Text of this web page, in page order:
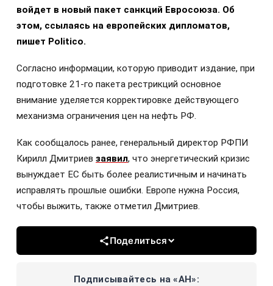
войдет в новый пакет санкций Евросоюза. Об
этом, ссылаясь на европейских дипломатов,
пишет Politico.
Согласно информации, которую приводит издание, при
подготовке 21-го пакета рестрикций основное
внимание уделяется корректировке действующего
механизма ограничения цен на нефть РФ.
Как сообщалось ранее, генеральный директор РФПИ
Кирилл Дмитриев заявил, что энергетический кризис
вынуждает ЕС быть более реалистичным и начинать
исправлять прошлые ошибки. Европе нужна Россия,
чтобы выжить, также отметил Дмитриев.
Поделиться
Подписывайтесь на «АН»: